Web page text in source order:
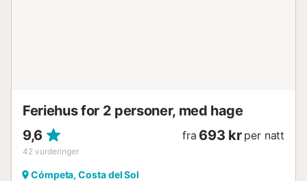
Feriehus for 2 personer, med hage
9,6
42 vurderinger
fra 693 kr per natt
Cómpeta, Costa del Sol